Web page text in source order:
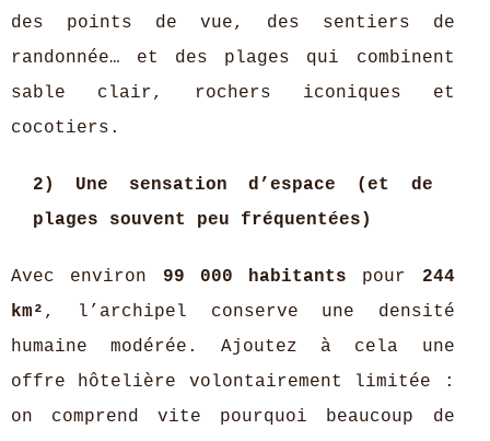
des points de vue, des sentiers de
randonnée… et des plages qui combinent
sable clair, rochers iconiques et
cocotiers.
2) Une sensation d’espace (et de
plages souvent peu fréquentées)
Avec environ 99 000 habitants pour 244
km² , l’archipel conserve une densité
humaine modérée. Ajoutez à cela une
offre hôtelière volontairement limitée :
on comprend vite pourquoi beaucoup de